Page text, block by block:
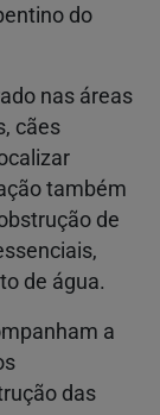
do
nas áreas
cães
também
de
de água.
a
das